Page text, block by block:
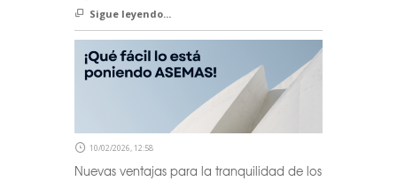
Sigue leyendo...
10/02/2026, 12:58
Nuevas ventajas para la tranquilidad de los